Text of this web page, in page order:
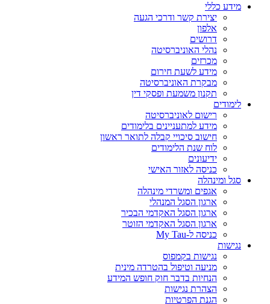
מידע כללי
יצירת קשר ודרכי הגעה
אלפון
דרושים
נהלי האוניברסיטה
מכרזים
מידע לשעת חירום
מבקרת האוניברסיטה
תקנון משמעת ופסקי דין
לימודים
רישום לאוניברסיטה
מידע למתעניינים בלימודים
חישוב סיכויי קבלה לתואר ראשון
לוח שנת הלימודים
ידיעונים
כניסה לאזור האישי
סגל ומינהלה
אגפים ומשרדי מינהלה
ארגון הסגל המנהלי
ארגון הסגל האקדמי הבכיר
ארגון הסגל האקדמי הזוטר
כניסה ל-My Tau
נגישות
נגישות בקמפוס
מניעה וטיפול בהטרדה מינית
הנחיות בדבר חוק חופש המידע
הצהרת נגישות
הגנת הפרטיות